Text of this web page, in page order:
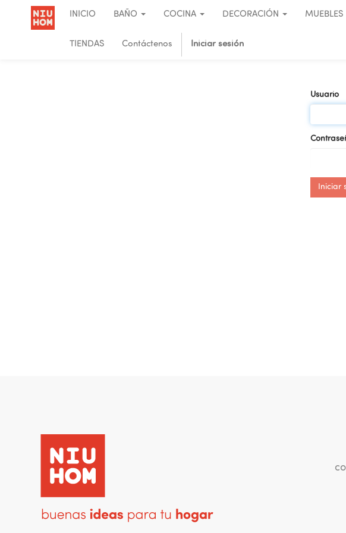
INICIO BAÑO COCINA DECORACIÓN MUEBLES
TIENDAS Contáctenos Iniciar sesión
Usuario
Iniciar